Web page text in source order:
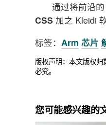
通过将前沿
CSS 加之 Kleidi
标签： Arm 芯片
版权声明：本文版权
必究。
您可能感兴趣的